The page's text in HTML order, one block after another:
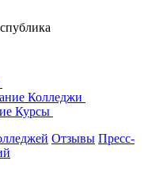
Колледжи
Курсы
Отзывы Пресс-